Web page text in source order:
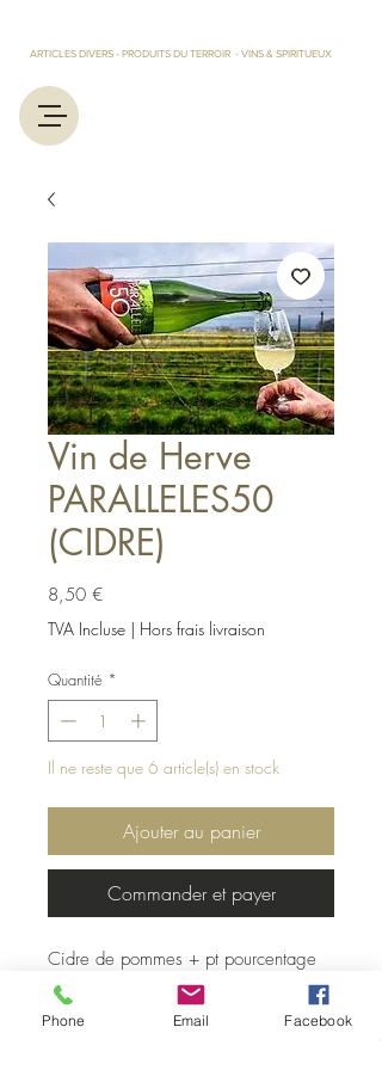
ARTICLES DIVERS - PRODUITS DU TERROIR - VINS & SPIRITUEUX
Vin de Herve
PARALLELES50
(CIDRE)
8,50 €Prix
TVA Incluse | Hors frais livraison
Quantité *
Il ne reste que 6 article(s) en stock
Ajouter au panier
Commander et payer
Cidre de pommes + pt pourcentage
de Jus de raisin
Degré alcool : 5%
Phone Email Facebook